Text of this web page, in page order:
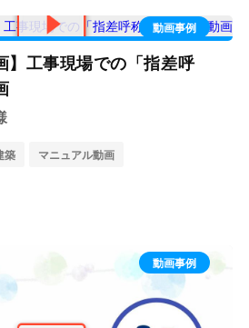
動画事例
】工事現場での「指差呼
築
マニュアル動画
動画事例